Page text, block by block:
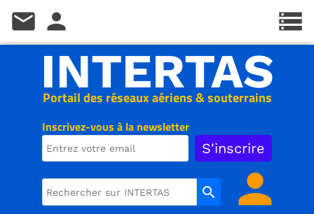
Inscrivez-vous à la newsletter
Portail des réseaux aériens & souterrains
INTERTAS
search person
storage
mail person